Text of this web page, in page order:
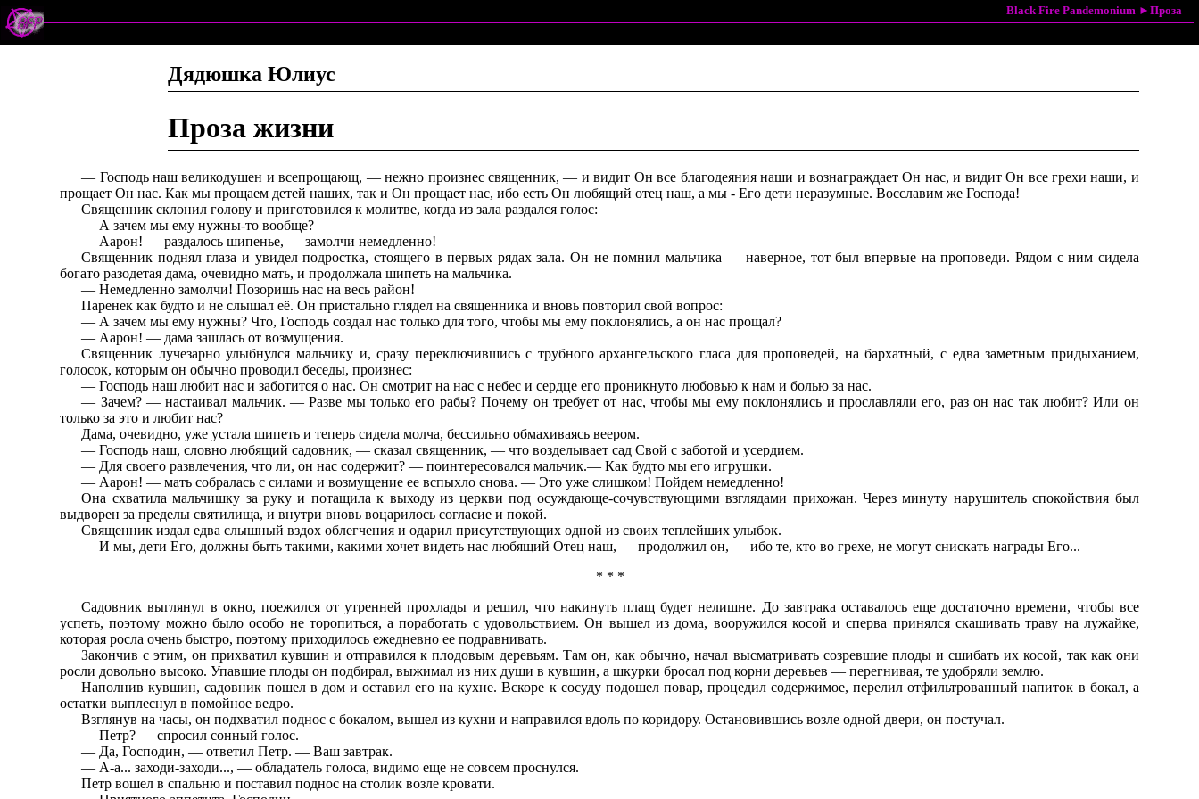
Black Fire Pandemonium ►Проза
Дядюшка Юлиус
Проза жизни
— Господь наш великодушен и всепрощающ, — нежно произнес священник, — и видит Он все благодеяния наши и вознаграждает Он нас, и видит Он все грехи наши, и
прощает Он нас. Как мы прощаем детей наших, так и Он прощает нас, ибо есть Он любящий отец наш, а мы - Его дети неразумные. Восславим же Господа!
Священник склонил голову и приготовился к молитве, когда из зала раздался голос:
— А зачем мы ему нужны-то вообще?
— Аарон! — раздалось шипенье, — замолчи немедленно!
Священник поднял глаза и увидел подростка, стоящего в первых рядах зала. Он не помнил мальчика — наверное, тот был впервые на проповеди. Рядом с ним сидела
богато разодетая дама, очевидно мать, и продолжала шипеть на мальчика.
— Hемедленно замолчи! Позоришь нас на весь район!
Паренек как будто и не слышал её. Он пристально глядел на священника и вновь повторил свой вопрос:
— А зачем мы ему нужны? Что, Господь создал нас только для того, чтобы мы ему поклонялись, а он нас прощал?
— Аарон! — дама зашлась от возмущения.
Священник лучезарно улыбнулся мальчику и, сразу переключившись с трубного архангельского гласа для проповедей, на бархатный, с едва заметным придыханием,
голосок, которым он обычно проводил беседы, произнес:
— Господь наш любит нас и заботится о нас. Он смотрит на нас с небес и сердце его проникнуто любовью к нам и болью за нас.
— Зачем? — настаивал мальчик. — Разве мы только его рабы? Почему он требует от нас, чтобы мы ему поклонялись и прославляли его, раз он нас так любит? Или он
только за это и любит нас?
Дама, очевидно, уже устала шипеть и теперь сидела молча, бессильно обмахиваясь веером.
— Господь наш, словно любящий садовник, — сказал священник, — что возделывает сад Свой с заботой и усердием.
— Для своего развлечения, что ли, он нас содержит? — поинтересовался мальчик.— Как будто мы его игрушки.
— Аарон! — мать собралась с силами и возмущение ее вспыхло снова. — Это уже слишком! Пойдем немедленно!
Она схватила мальчишку за руку и потащила к выходу из церкви под осуждающе-сочувствующими взглядами прихожан. Через минуту нарушитель спокойствия был
выдворен за пределы святилища, и внутри вновь воцарилось согласие и покой.
Священник издал едва слышный вздох облегчения и одарил присутствующих одной из своих теплейших улыбок.
— И мы, дети Его, должны быть такими, какими хочет видеть нас любящий Отец наш, — продолжил он, — ибо те, кто во грехе, не могут снискать награды Его...
* * *
Садовник выглянул в окно, поежился от утренней прохлады и решил, что накинуть плащ будет нелишне. До завтрака оставалось еще достаточно времени, чтобы все
успеть, поэтому можно было особо не торопиться, а поработать с удовольствием. Он вышел из дома, вооружился косой и сперва принялся скашивать траву на лужайке,
которая росла очень быстро, поэтому приходилось ежедневно ее подравнивать.
Закончив с этим, он прихватил кувшин и отправился к плодовым деревьям. Там он, как обычно, начал высматривать созревшие плоды и сшибать их косой, так как они
росли довольно высоко. Упавшие плоды он подбирал, выжимал из них души в кувшин, а шкурки бросал под корни деревьев — перегнивая, те удобряли землю.
Hаполнив кувшин, садовник пошел в дом и оставил его на кухне. Вскоре к сосуду подошел повар, процедил содержимое, перелил отфильтрованный напиток в бокал, а
остатки выплеснул в помойное ведро.
Взглянув на часы, он подхватил поднос с бокалом, вышел из кухни и направился вдоль по коридору. Остановившись возле одной двери, он постучал.
— Петр? — спросил сонный голос.
— Да, Господин, — ответил Петр. — Ваш завтрак.
— А-а... заходи-заходи..., — обладатель голоса, видимо еще не совсем проснулся.
Петр вошел в спальню и поставил поднос на столик возле кровати.